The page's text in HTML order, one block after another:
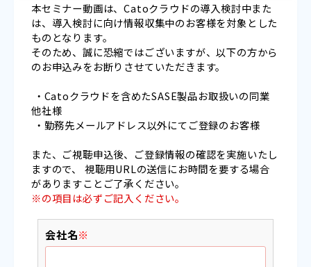
本セミナー動画は、Catoクラウドの導入検討中また
は、導入検討に向け情報収集中のお客様を対象とした
ものとなります。
そのため、誠に恐縮ではございますが、以下の方から
のお申込みをお断りさせていただきます。
・Catoクラウドを含めたSASE製品お取扱いの同業
他社様
・勤務先メールアドレス以外にてご登録のお客様
また、ご視聴申込後、ご登録情報の確認を実施いたし
ますので、 視聴用URLの送信にお時間を要する場合
がありますことご了承ください。
※の項目は必ずご記入ください。
会社名※